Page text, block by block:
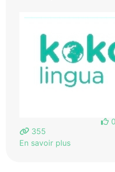
0
355
En savoir plus